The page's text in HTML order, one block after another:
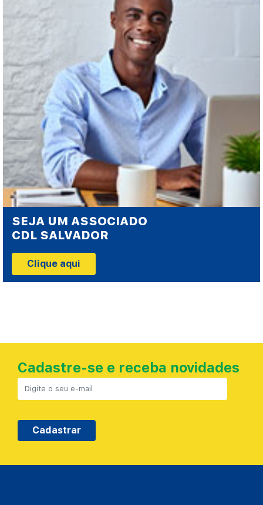
SEJA UM ASSOCIADO
CDL SALVADOR
Clique aqui
Cadastre-se e receba novidades
Cadastrar